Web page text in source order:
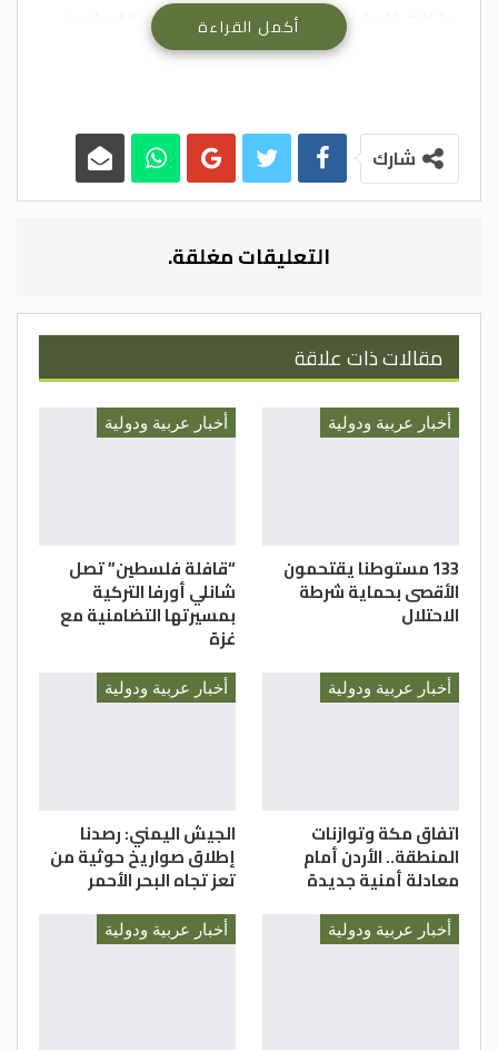
وقالت المتحدثة باسم البيت الأبيض كارولاين
ليفيت إن “الملك يفضّل بقاء الفلسطينيين حيث
الفلسطينيين إلى مناطق أكثر أمانا”.
وكالات
أكمل القراءة
شارك
التعليقات مغلقة.
مقالات ذات علاقة
أخبار عربية ودولية
133 مستوطنا يقتحمون
الأقصى بحماية شرطة
الاحتلال
أخبار عربية ودولية
“قافلة فلسطين” تصل
شانلي أورفا التركية
بمسيرتها التضامنية مع
غزة
أخبار عربية ودولية
اتفاق مكة وتوازنات
المنطقة.. الأردن أمام
معادلة أمنية جديدة
أخبار عربية ودولية
الجيش اليمني: رصدنا
إطلاق صواريخ حوثية من
تعز تجاه البحر الأحمر
أخبار عربية ودولية أخبار عربية ودولية